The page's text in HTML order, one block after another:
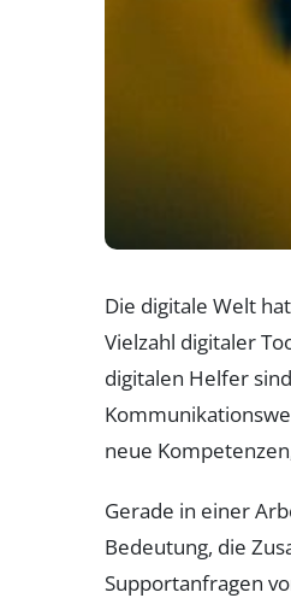
Die digitale Welt
Vielzahl digitaler
digitalen Helfer
neue
Gerade in einer
Bedeutung, die
Supportanfragen